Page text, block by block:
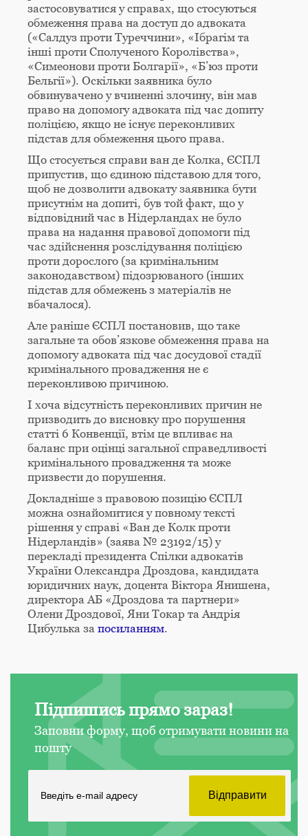
застосовуватися у справах, що стосуються
обмеження права на доступ до адвоката
(«Салдуз проти Туреччини», «Ібрагім та
інші проти Сполученого Королівства»,
«Симеонови проти Болгарії», «Б’юз проти
Бельгії»). Оскільки заявника було
обвинувачено у вчиненні злочину, він мав
право на допомогу адвоката під час допиту
поліцією, якщо не існує переконливих
підстав для обмеження цього права.
Що стосується справи ван де Колка, ЄСПЛ
припустив, що єдиною підставою для того,
щоб не дозволити адвокату заявника бути
присутнім на допиті, був той факт, що у
відповідний час в Нідерландах не було
права на надання правової допомоги під
час здійснення розслідування поліцією
проти дорослого (за кримінальним
законодавством) підозрюваного (інших
підстав для обмежень з матеріалів не
вбачалося).
Але раніше ЄСПЛ постановив, що таке
загальне та обов’язкове обмеження права на
допомогу адвоката під час досудової стадії
кримінального провадження не є
переконливою причиною.
І хоча відсутність переконливих причин не
призводить до висновку про порушення
статті 6 Конвенції, втім це впливає на
баланс при оцінці загальної справедливості
кримінального провадження та може
призвести до порушення.
Докладніше з правовою позицію ЄСПЛ
можна ознайомитися у повному тексті
рішення у справі «Ван де Колк проти
Нідерландів» (заява № 23192/15) у
перекладі президента Спілки адвокатів
України Олександра Дроздова, кандидата
юридичних наук, доцента Віктора Янишена,
директора АБ «Дроздова та партнери»
Олени Дроздової, Яни Токар та Андрія
Цибулька за посиланням.
Підпишись прямо зараз!
Заповни форму, щоб отримувати новини на
пошту